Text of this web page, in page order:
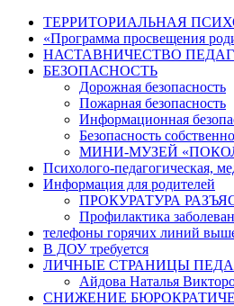
ТЕРРИТОРИАЛЬНАЯ
«Программа просвещения
НАСТАВНИЧЕСТВО
БЕЗОПАСНОСТЬ
Дорожная безопасность
Пожарная безопасность
Информационная
Безопасность
МИНИ-МУЗЕЙ
Психолого-педагогическая,
Информация для родителей
ПРОКУРАТУРА
Профилактика
телефоны горячих линий
В ДОУ требуется
ЛИЧНЫЕ СТРАНИЦЫ
Айдова Наталья
СНИЖЕНИЕ